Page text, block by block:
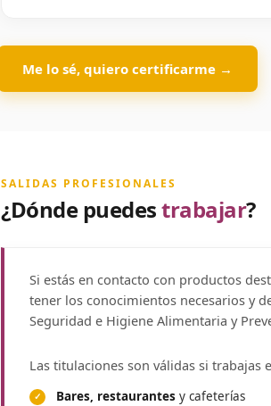
Me lo sé, quiero certificarme →
SALIDAS PROFESIONALES
¿Dónde puedestrabajar?
Si estás en contacto con productos
tener los conocimientos necesarios y
Seguridad e Higiene Alimentaria y
Las titulaciones son válidas si trabajas
Bares, restaurantes y cafeterías